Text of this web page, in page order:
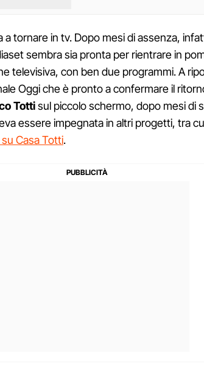
a tornare in tv. Dopo mesi di assenza,
sembra sia pronta per rientrare in
televisiva, con ben due programmi. A
Oggi che è pronto a confermare il
Tottisul piccolo schermo, dopo mesi di
essere impegnata in altri progetti, tra
Casa Totti.